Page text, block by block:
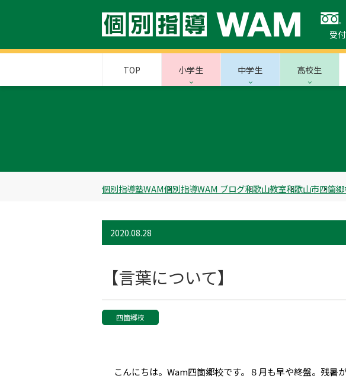
受
TOP 小学生 中学生 高校生
個別指導塾WAM個別指導WAM ブログ和歌山教室和歌山市四箇
2020.08.28
【言葉について】
四箇郷校
こんにちは。Wam四箇郷校です。８月も早や終盤。残